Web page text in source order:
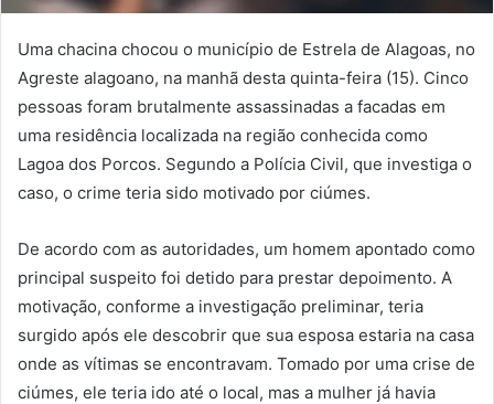
Uma chacina chocou o município de Estrela de Alagoas, no
Agreste alagoano, na manhã desta quinta-feira (15). Cinco
pessoas foram brutalmente assassinadas a facadas em
uma residência localizada na região conhecida como
Lagoa dos Porcos. Segundo a Polícia Civil, que investiga o
caso, o crime teria sido motivado por ciúmes.
De acordo com as autoridades, um homem apontado como
principal suspeito foi detido para prestar depoimento. A
motivação, conforme a investigação preliminar, teria
surgido após ele descobrir que sua esposa estaria na casa
onde as vítimas se encontravam. Tomado por uma crise de
ciúmes, ele teria ido até o local, mas a mulher já havia